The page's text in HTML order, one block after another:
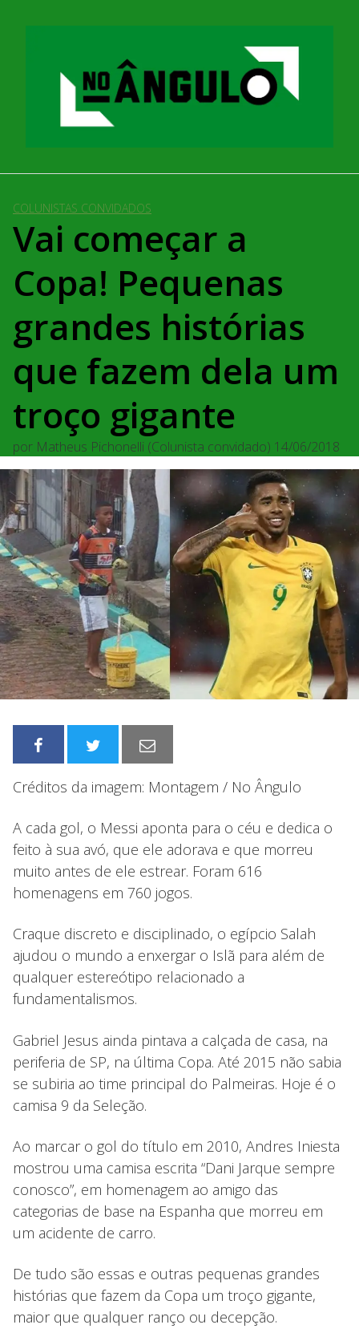
COLUNISTAS CONVIDADOS
Vai começar a
Copa! Pequenas
grandes histórias
que fazem dela um
troço gigante
por Matheus Pichonelli (Colunista convidado) 14/06/2018
Créditos da imagem: Montagem / No Ângulo
A cada gol, o Messi aponta para o céu e dedica o
feito à sua avó, que ele adorava e que morreu
muito antes de ele estrear. Foram 616
homenagens em 760 jogos.
Craque discreto e disciplinado, o egípcio Salah
ajudou o mundo a enxergar o Islã para além de
qualquer estereótipo relacionado a
fundamentalismos.
Gabriel Jesus ainda pintava a calçada de casa, na
periferia de SP, na última Copa. Até 2015 não sabia
se subiria ao time principal do Palmeiras. Hoje é o
camisa 9 da Seleção.
Ao marcar o gol do título em 2010, Andres Iniesta
mostrou uma camisa escrita “Dani Jarque sempre
conosco”, em homenagem ao amigo das
categorias de base na Espanha que morreu em
um acidente de carro.
De tudo são essas e outras pequenas grandes
histórias que fazem da Copa um troço gigante,
maior que qualquer ranço ou decepção.